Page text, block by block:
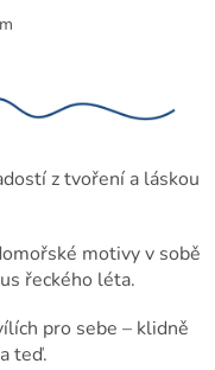
z tvoření a láskou
motivy v sobě
řeckého léta.
pro sebe – klidně
teď.